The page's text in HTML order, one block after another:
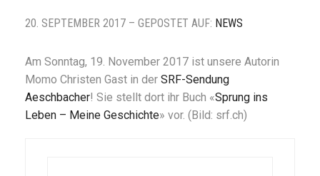
20. SEPTEMBER 2017 – GEPOSTET AUF: NEWS
Am Sonntag, 19. November 2017 ist unsere Autorin
Momo Christen Gast in der SRF-Sendung
Aeschbacher! Sie stellt dort ihr Buch «Sprung ins
Leben – Meine Geschichte» vor. (Bild: srf.ch)